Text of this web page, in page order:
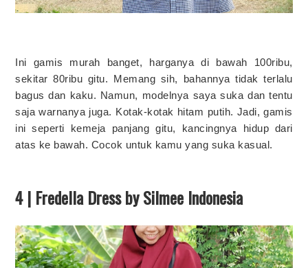
Ini gamis murah banget, harganya di bawah 100ribu,
sekitar 80ribu gitu. Memang sih, bahannya tidak terlalu
bagus dan kaku. Namun, modelnya saya suka dan tentu
saja warnanya juga. Kotak-kotak hitam putih. Jadi, gamis
ini seperti kemeja panjang gitu, kancingnya hidup dari
atas ke bawah. Cocok untuk kamu yang suka kasual.
4 | Fredella Dress by Silmee Indonesia